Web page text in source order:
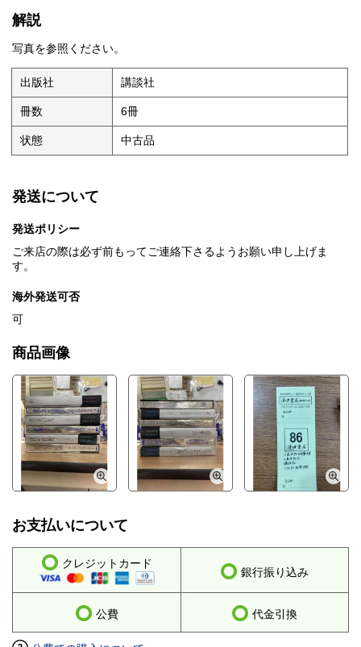
解説
写真を参照ください。
出版社 講談社
冊数 6冊
状態 中古品
発送について
発送ポリシー
ご来店の際は必ず前もってご連絡下さるようお願い申し上げま
す。
海外発送可否
可
商品画像
お支払いについて
クレジットカード
銀行振り込み
公費 代金引換